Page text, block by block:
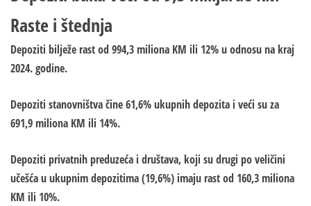
Raste i štednja
Depoziti bilježe rast od 994,3 miliona KM ili 12% u odnosu na kraj
2024. godine.
Depoziti stanovništva čine 61,6% ukupnih depozita i veći su za
691,9 miliona KM ili 14%.
Depoziti privatnih preduzeća i društava, koji su drugi po veličini
učešća u ukupnim depozitima (19,6%) imaju rast od 160,3 miliona
KM ili 10%.